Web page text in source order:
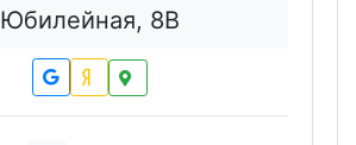
Юбилейная, 8В